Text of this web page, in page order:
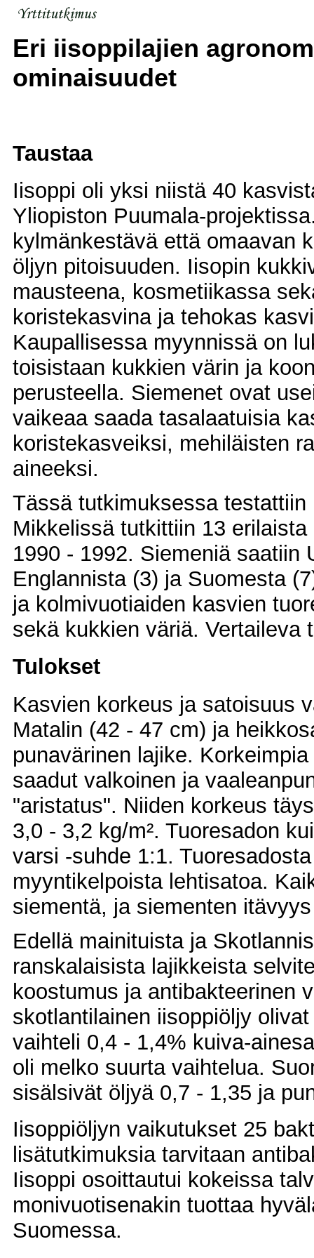
Eri iisoppilajien
ominaisuudet
Taustaa
Iisoppi oli yksi niistä 40
Yliopiston Puumala-
kylmänkestävä että omaavan
öljyn pitoisuuden. Iisopin
mausteena, kosmetiikassa
koristekasvina ja tehokas
Kaupallisessa myynnissä on
toisistaan kukkien värin ja
perusteella. Siemenet ovat
vaikeaa saada tasalaatuisia
koristekasveiksi, mehiläisten
aineeksi.
Tässä tutkimuksessa
Mikkelissä tutkittiin 13
1990 - 1992. Siemeniä saatiin
Englannista (3) ja Suomesta
ja kolmivuotiaiden kasvien
sekä kukkien väriä. Vertaileva
Tulokset
Kasvien korkeus ja satoisuus
Matalin (42 - 47 cm) ja
punavärinen lajike.
saadut valkoinen ja
"aristatus". Niiden korkeus
3,0 - 3,2 kg/m². Tuoresadon
varsi -suhde 1:1.
myyntikelpoista lehtisatoa.
siementä, ja siementen
Edellä mainituista ja
ranskalaisista lajikkeista
koostumus ja antibakteerinen
skotlantilainen iisoppiöljy
vaihteli 0,4 - 1,4% kuiva-
oli melko suurta vaihtelua.
sisälsivät öljyä 0,7 - 1,35 ja
Iisoppiöljyn vaikutukset 25
lisätutkimuksia tarvitaan
Iisoppi osoittautui kokeissa
monivuotisenakin tuottaa
Suomessa.